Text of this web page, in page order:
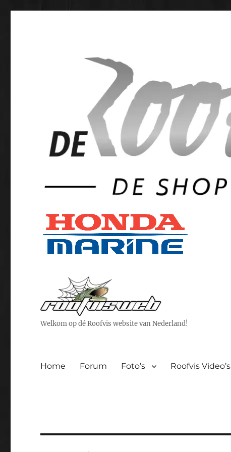
Welkom op dé Roofvis website van Nederland!
Home Forum Foto’s Roofvis Video’s